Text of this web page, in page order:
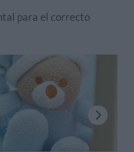
para el correcto